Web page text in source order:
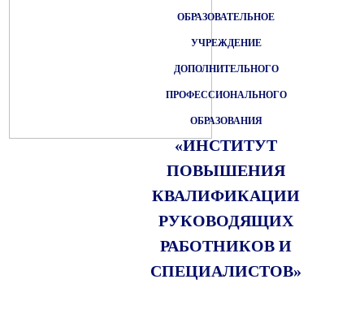
ОБРАЗОВАТЕЛЬНОЕ
УЧРЕЖДЕНИЕ
ДОПОЛНИТЕЛЬНОГО
ПРОФЕССИОНАЛЬНОГО
ОБРАЗОВАНИЯ
«ИНСТИТУТ
ПОВЫШЕНИЯ
КВАЛИФИКАЦИИ
РУКОВОДЯЩИХ
РАБОТНИКОВ И
СПЕЦИАЛИСТОВ»